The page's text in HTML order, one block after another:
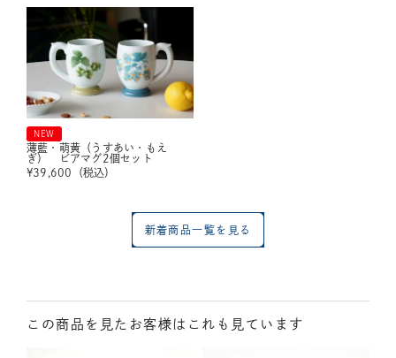
NEW
薄藍・萌黄（うすあい・もえ
ぎ） ビアマグ2個セット
¥39,600 （税込）
新着商品一覧を見る
この商品を見たお客様はこれも見ています